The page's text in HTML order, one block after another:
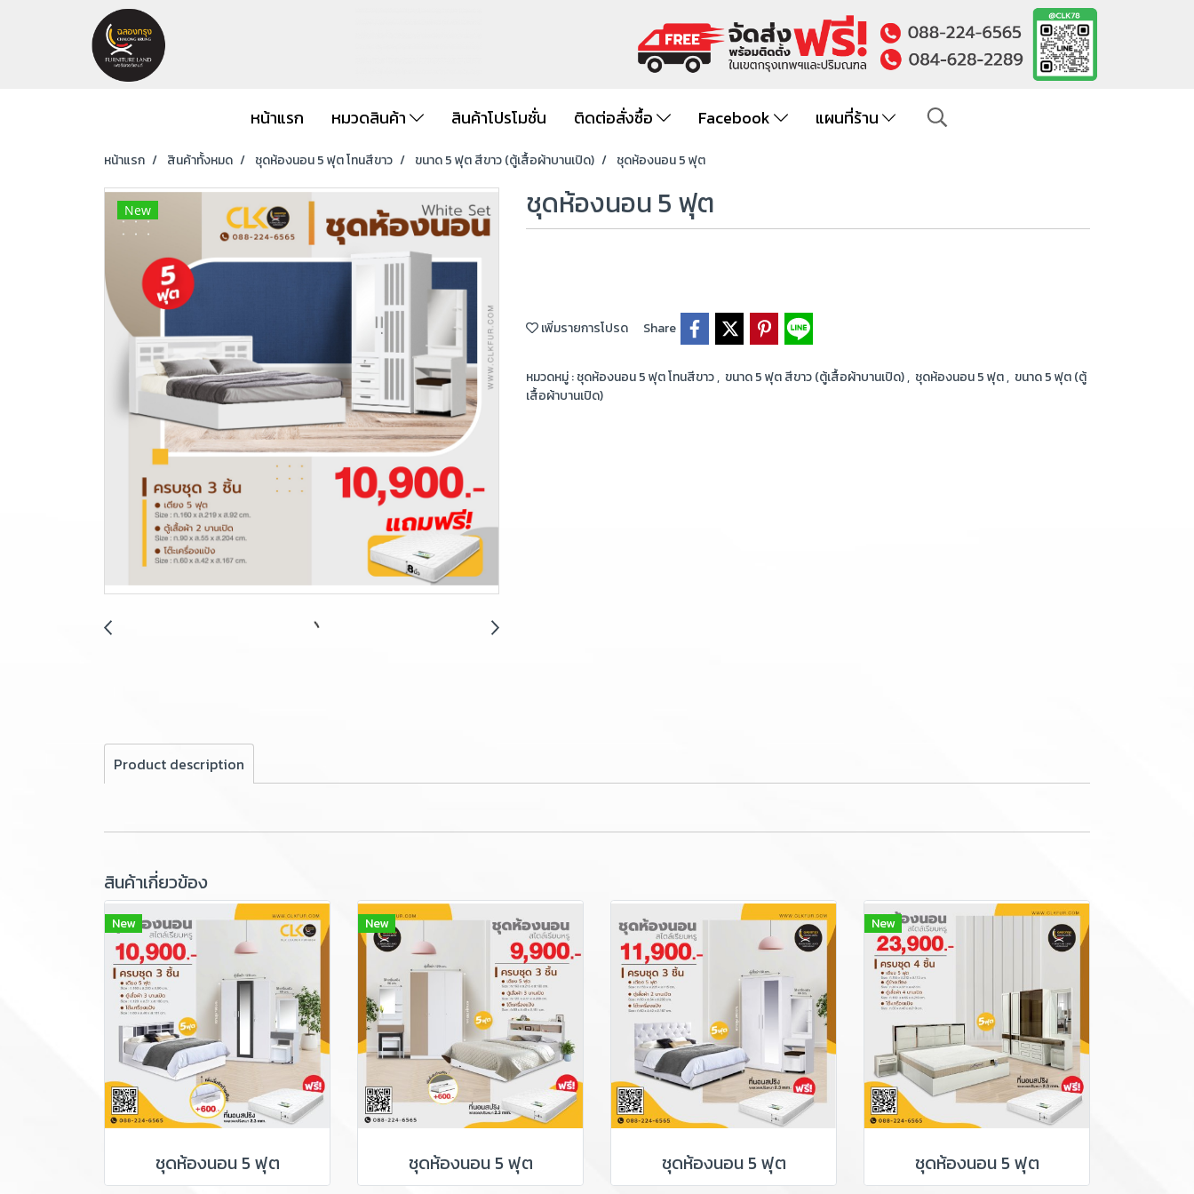
หน้าแรก หมวดสินค้า สินค้าโปรโมชั่น ติดต่อสั่งซื้อ Facebook แผนที่ร้าน
หน้าแรก สินค้าทั้งหมด ชุดห้องนอน 5 ฟุต โทนสีขาว ขนาด 5 ฟุต สีขาว (ตู้เสื้อผ้าบานเปิด) ชุดห้องนอน 5 ฟุต
New ชุดห้องนอน 5 ฟุต
เพิ่มรายการโปรด Share
หมวดหมู่ :ชุดห้องนอน 5 ฟุต โทนสีขาว, ขนาด 5 ฟุต สีขาว (ตู้เสื้อผ้าบานเปิด), ชุดห้องนอน 5 ฟุต, ขนาด 5 ฟุต (ตู้
เสื้อผ้าบานเปิด)
Product description
สินค้าเกี่ยวข้อง
New
ชุดห้องนอน 5 ฟุต
New
ชุดห้องนอน 5 ฟุต ชุดห้องนอน 5 ฟุต
New
ชุดห้องนอน 5 ฟุต